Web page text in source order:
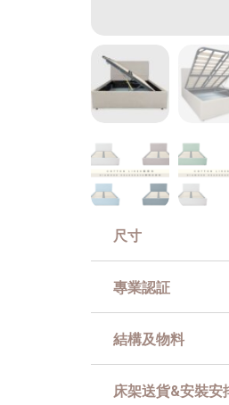
尺寸
專業認証
結構及物料
床架送貨&安裝安